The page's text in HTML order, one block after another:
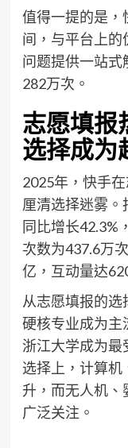
值得一提的是，
间，与平台上的
问题提供一站式
282万次。
志愿填报
选择成为
2025年，快手
厘清选择迷雾。
同比增长42.3%
次数为437.6万
亿，互动量达
从志愿填报的选
硬核专业成为主
浙江大学成为最
选择上，计算
升，而无人机、
广泛关注。